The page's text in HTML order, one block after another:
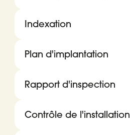
Indexation
Plan d'implantation
Rapport d'inspection
Contrôle de l'installation